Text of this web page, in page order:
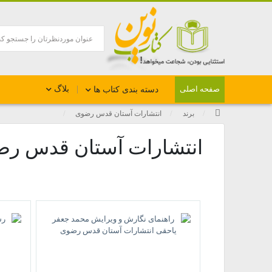
صفحه اصلی دسته بندی کتاب ها بلاگ
برند انتشارات آستان قدس رضوی
انتشارات آستان قدس